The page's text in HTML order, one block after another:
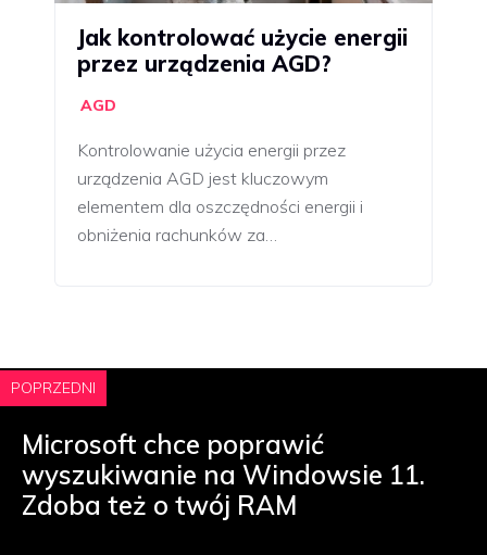
Jak kontrolować użycie energii
przez urządzenia AGD?
AGD
Kontrolowanie użycia energii przez
urządzenia AGD jest kluczowym
elementem dla oszczędności energii i
obniżenia rachunków za…
POPRZEDNI
Microsoft chce poprawić
wyszukiwanie na Windowsie 11.
Zdoba też o twój RAM